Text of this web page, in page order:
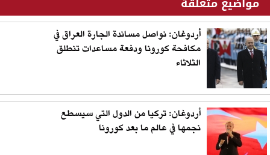
أردوغان: نواصل مساندة الجارة العراق في
مكافحة كورونا ودفعة مساعدات تنطلق
الثلاثاء
أردوغان: تركيا من الدول التي سيسطع
نجمها في عالم ما بعد كورونا